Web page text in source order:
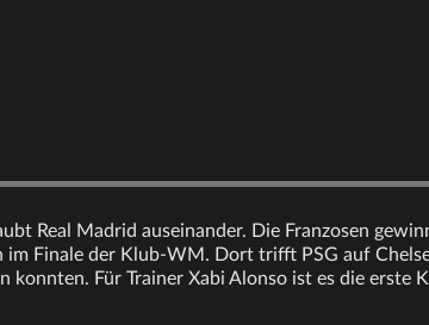
Real Madrid auseinander. Die Franzosen
im Finale der Klub-WM. Dort trifft PSG auf
konnten. Für Trainer Xabi Alonso ist es die erste